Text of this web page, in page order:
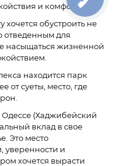
и комфорта.
хочется обустроить не
отведенным для
насыщаться жизненной
находится парк
от суеты, место, где
Одессе (Хаджибейский
вклад в свое
Это место
уверенности и
хочется вырасти